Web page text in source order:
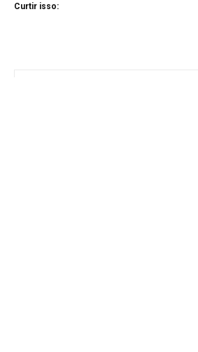
Curtir isso: